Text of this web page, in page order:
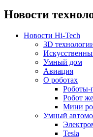
Новости
Новости Hi-Tech
3D
Умный дом
Авиация
О роботах
Роботы-
Робот
Мини
Умный
Tesla